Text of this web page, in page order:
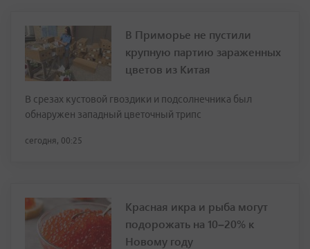
В Приморье не пустили
крупную партию зараженных
цветов из Китая
В срезах кустовой гвоздики и подсолнечника был
обнаружен западный цветочный трипс
сегодня, 00:25
Красная икра и рыба могут
подорожать на 10–20% к
Новому году